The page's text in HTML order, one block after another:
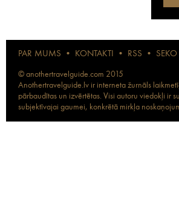
PAR MUMS • KONTAKTI • RSS •
© anothertravelguide.com 2015
Anothertravelguide.lv ir interneta žurnāls
pārbaudītas un izvērtētas. Visi autoru viedokļi ir
subjektīvajai gaumei, konkrētā mirkļa